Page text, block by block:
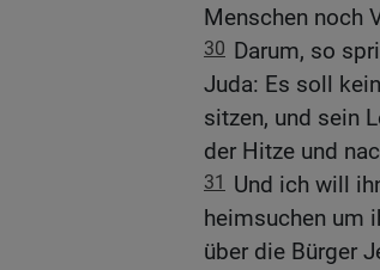
Menschen noch
30 Darum, so
Juda: Es soll
sitzen, und sein
der Hitze und
31
Und ich will
heimsuchen um
über die Bürger